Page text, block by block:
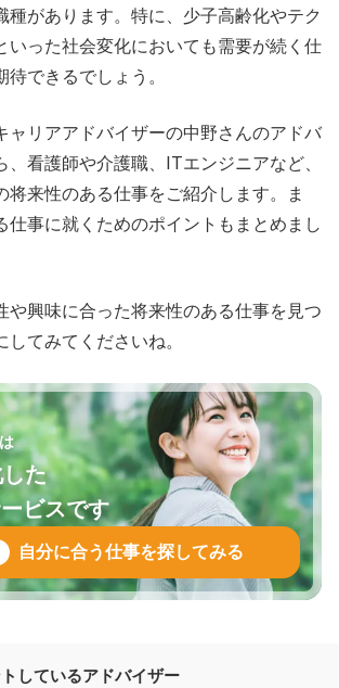
種があります。特に、少子高齢化やテク
いった社会変化においても需要が続く仕
できるでしょう。
ャリアアドバイザーの中野さんのアドバ
、看護師や介護職、ITエンジニアなど、
将来性のある仕事をご紹介します。ま
仕事に就くためのポイントもまとめまし
や興味に合った将来性のある仕事を見つ
てみてくださいね。
た
ビスです
自分に合う仕事を探してみる
しているアドバイザー